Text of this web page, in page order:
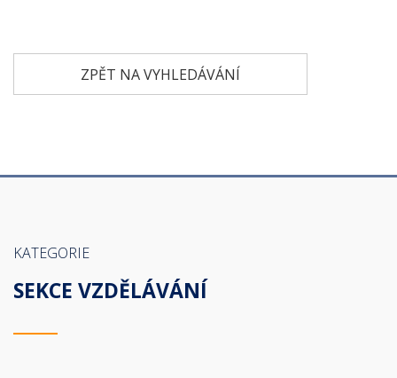
ZPĚT NA VYHLEDÁVÁNÍ
KATEGORIE
SEKCE VZDĚLÁVÁNÍ